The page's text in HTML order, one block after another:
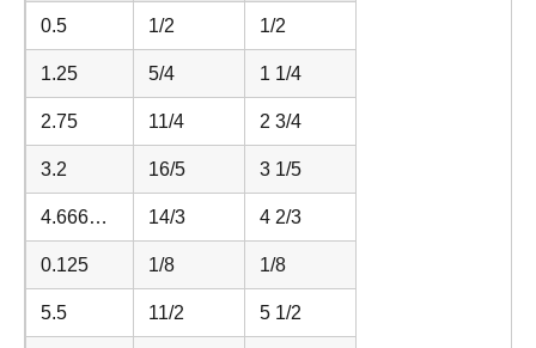
0.5 1/2 1/2
1.25 5/4 1 1/4
2.75 11/4 2 3/4
3.2 16/5 3 1/5
4.666… 14/3 4 2/3
0.125 1/8 1/8
5.5 11/2 5 1/2